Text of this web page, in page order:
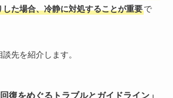
た場合、冷静に対処することが重要で
先を紹介します。
復をめぐるトラブルとガイドライン」